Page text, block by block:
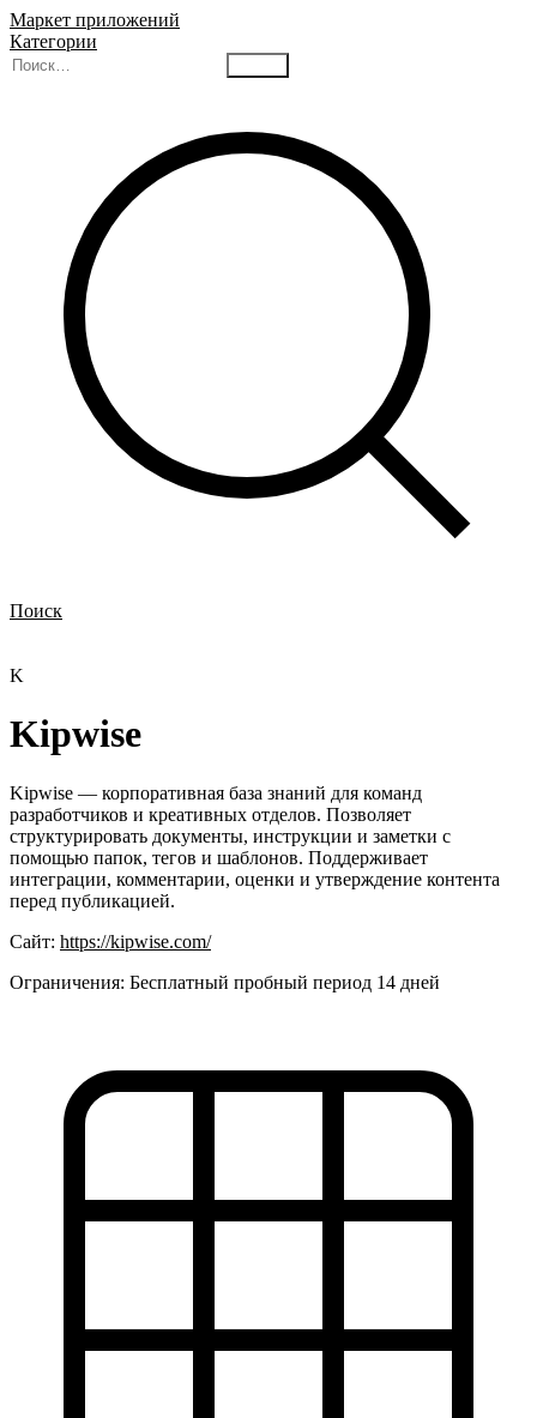
Маркет приложений
Категории
Поиск
K
Kipwise
Kipwise — корпоративная база знаний для команд
разработчиков и креативных отделов. Позволяет
структурировать документы, инструкции и заметки с
помощью папок, тегов и шаблонов. Поддерживает
интеграции, комментарии, оценки и утверждение контента
перед публикацией.
Сайт: https://kipwise.com/
Ограничения: Бесплатный пробный период 14 дней